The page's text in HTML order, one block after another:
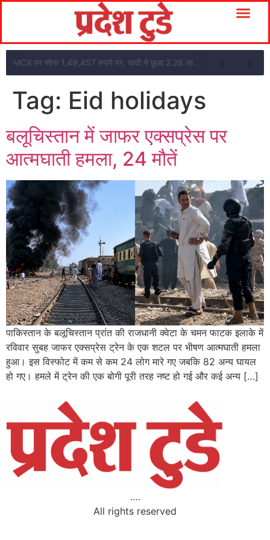
Tag: Eid holidays
बलूचिस्तान में जाफर एक्सप्रेस पर
आत्मघाती हमला, 24 मौतें
पाकिस्तान के बलूचिस्तान प्रांत की राजधानी क्वेटा के चमन फाटक इलाके में
रविवार सुबह जाफर एक्सप्रेस ट्रेन के एक शटल पर भीषण आत्मघाती हमला
हुआ। इस विस्फोट में कम से कम 24 लोग मारे गए जबकि 82 अन्य घायल
हो गए। हमले में ट्रेन की एक बोगी पूरी तरह नष्ट हो गई और कई अन्य […]
….
All rights reserved